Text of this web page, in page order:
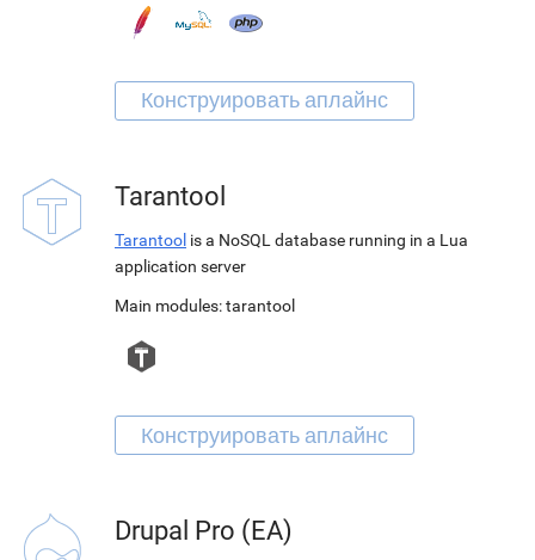
Tarantool
Tarantool is a NoSQL database running in a Lua
application server
Main modules:tarantool
Drupal Pro (EA)